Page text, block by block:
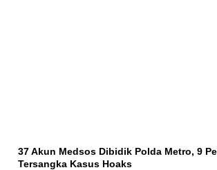
37 Akun Medsos Dibidik Polda Metro, 9
Tersangka Kasus Hoaks